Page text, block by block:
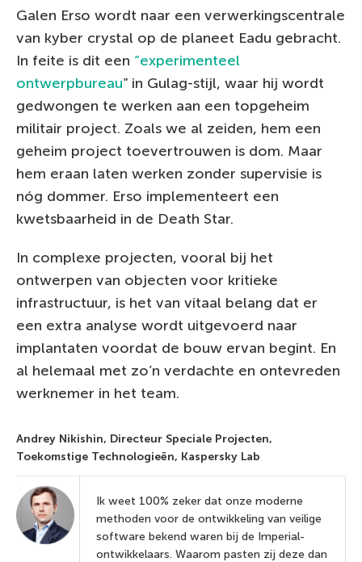
Galen Erso wordt naar een verwerkingscentrale
van kyber crystal op de planeet Eadu gebracht.
In feite is dit een “experimenteel
ontwerpbureau” in Gulag-stijl, waar hij wordt
gedwongen te werken aan een topgeheim
militair project. Zoals we al zeiden, hem een
geheim project toevertrouwen is dom. Maar
hem eraan laten werken zonder supervisie is
nóg dommer. Erso implementeert een
kwetsbaarheid in de Death Star.
In complexe projecten, vooral bij het
ontwerpen van objecten voor kritieke
infrastructuur, is het van vitaal belang dat er
een extra analyse wordt uitgevoerd naar
implantaten voordat de bouw ervan begint. En
al helemaal met zo’n verdachte en ontevreden
werknemer in het team.
Andrey Nikishin, Directeur Speciale Projecten,
Toekomstige Technologieën, Kaspersky Lab
Ik weet 100% zeker dat onze moderne
methoden voor de ontwikkeling van veilige
software bekend waren bij de Imperial-
ontwikkelaars. Waarom pasten zij deze dan